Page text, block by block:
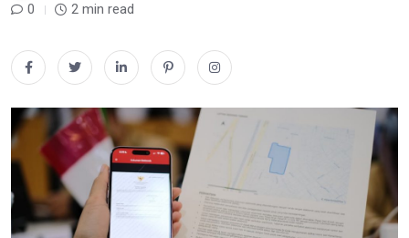
0
2 min read